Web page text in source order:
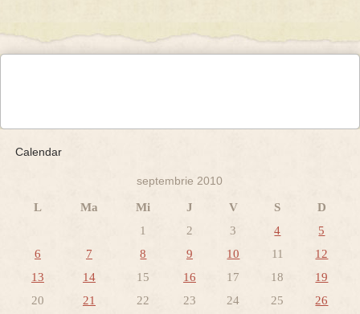
Calendar
septembrie 2010
L Ma Mi J V S
D
1
2 3 4
5
6
7 8 9 10 11
12
13
14 15 16 17 18
19
20
21 22 23 24 25
26